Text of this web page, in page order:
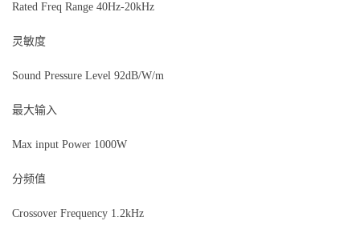
Rated Freq Range 40Hz-20kHz
灵敏度
Sound Pressure Level 92dB/W/m
最大输入
Max input Power 1000W
分频值
Crossover Frequency 1.2kHz